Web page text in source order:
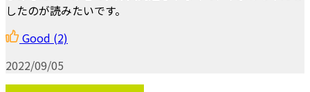
したのが読みたいです。
Good (2)
2022/09/05